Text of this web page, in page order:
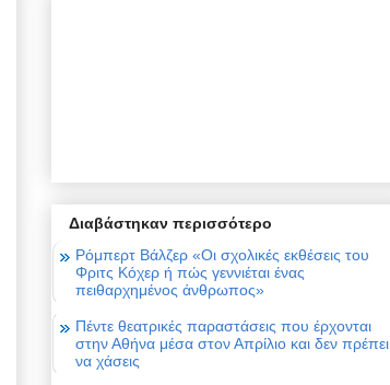
Διαβάστηκαν περισσότερο
Ρόμπερτ Βάλζερ «Οι σχολικές εκθέσεις του
Φριτς Κόχερ ή πώς γεννιέται ένας
πειθαρχημένος άνθρωπος»
Πέντε θεατρικές παραστάσεις που έρχονται
στην Αθήνα μέσα στον Απρίλιο και δεν πρέπει
να χάσεις